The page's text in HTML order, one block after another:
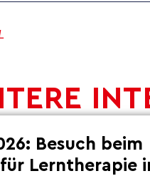
Besuch beim
Lerntherapie